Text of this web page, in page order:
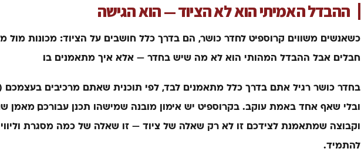
ההבדל האמיתי הוא לא הציוד — הוא הגישה
כשאנשים משווים קרוספיט לחדר כושר, הם בדרך כלל חושבים על הציוד: מכונות מול
חבלים. אבל ההבדל המהותי הוא לא מה שיש בחדר — אלא איך מתאמנים בו.
בחדר כושר רגיל אתם בדרך כלל מתאמנים לבד, לפי תוכנית שאתם מרכיבים בעצמכם
ובלי שאף אחד באמת עוקב. בקרוספיט יש אימון מובנה שמישהו תכנן עבורכם, מאמן
וקבוצה שמתאמנת לצידכם. זו לא רק שאלה של ציוד — זו שאלה של כמה מסגרת
להתמיד.